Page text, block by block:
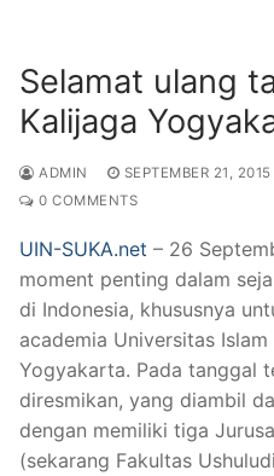
Selamat ulang
Kalijaga
ADMIN SEPTEMBER 21, 2015
0 COMMENTS
UIN-SUKA.net – 26
moment penting dalam
di Indonesia, khususnya
academia Universitas
Yogyakarta. Pada tanggal
diresmikan, yang diambil
dengan memiliki tiga
(sekarang Fakultas